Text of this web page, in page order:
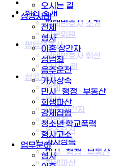
오시는 길
성공사례
전체
형사
이혼·상간자
성범죄
음주운전
가사상속
민사 · 행정 · 부동산
회생파산
강제집행
청소년·학교폭력
형사고소
업무분야
형사
휘선 소개
평택변호사 소개
자문위원
평택변호사
평택변호사 휘선
오시는 길
성공사례
전체
형사
이혼·상간자
성범죄
음주운전
가사상속
민사 · 행정 · 부동산
회생파산